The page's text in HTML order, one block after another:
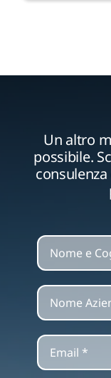
Un altro
possibile.